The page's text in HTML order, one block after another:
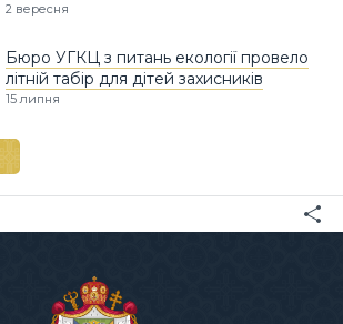
2 вересня
Бюро УГКЦ з питань екології провело
літній табір для дітей захисників
15 липня